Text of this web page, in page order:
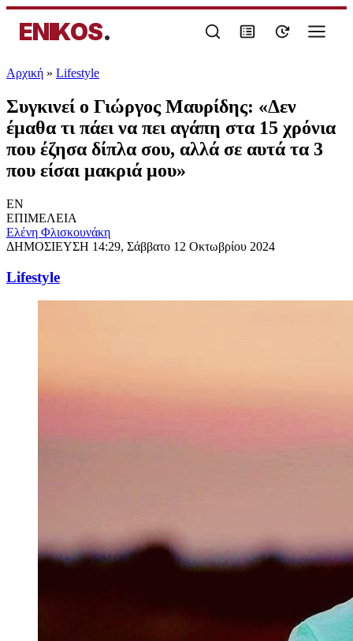
ENIKOS.
Αρχική » Lifestyle
Συγκινεί ο Γιώργος Μαυρίδης: «Δεν
έμαθα τι πάει να πει αγάπη στα 15 χρόνια
που έζησα δίπλα σου, αλλά σε αυτά τα 3
που είσαι μακριά μου»
EN
ΕΠΙΜΕΛΕΙΑ
Ελένη Φλισκουνάκη
ΔΗΜΟΣΙΕΥΣΗ 14:29, Σάββατο 12 Οκτωβρίου 2024
Lifestyle